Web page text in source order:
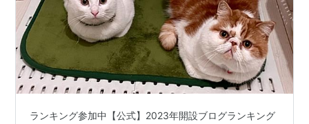
ランキング参加中【公式】2023年開設ブログランキング